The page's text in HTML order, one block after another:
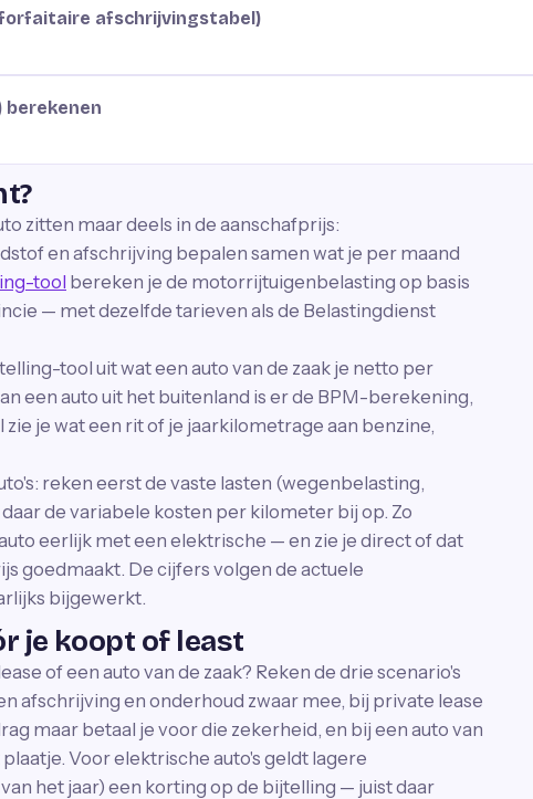
afschrijvingstabel)
berekenen
zitten maar deels in de aanschafprijs:
en afschrijving bepalen samen wat je per maand
tool bereken je de motorrijtuigenbelasting op basis
— met dezelfde tarieven als de Belastingdienst
tool uit wat een auto van de zaak je netto per
een auto uit het buitenland is er de BPM-berekening,
je wat een rit of je jaarkilometrage aan benzine,
reken eerst de vaste lasten (wegenbelasting,
de variabele kosten per kilometer bij op. Zo
eerlijk met een elektrische — en zie je direct of dat
goedmaakt. De cijfers volgen de actuele
bijgewerkt.
je koopt of least
of een auto van de zaak? Reken de drie scenario's
afschrijving en onderhoud zwaar mee, bij private lease
maar betaal je voor die zekerheid, en bij een auto van
Voor elektrische auto's geldt lagere
het jaar) een korting op de bijtelling — juist daar